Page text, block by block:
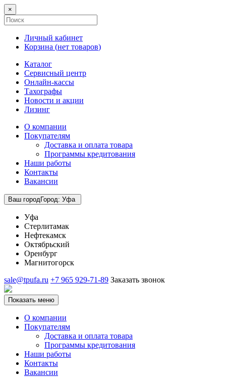
×
Личный кабинет
Корзина (нет товаров)
Каталог
Сервисный центр
Онлайн-кассы
Тахографы
Новости и акции
Лизинг
О компании
Покупателям
Доставка и оплата товара
Программы кредитования
Наши работы
Контакты
Вакансии
Ваш городГород: Уфа
Уфа
Стерлитамак
Нефтекамск
Октябрьский
Оренбург
Магнитогорск
sale@tpufa.ru +7 965 929-71-89 Заказать звонок
Показать меню
О компании
Покупателям
Доставка и оплата товара
Программы кредитования
Наши работы
Контакты
Вакансии